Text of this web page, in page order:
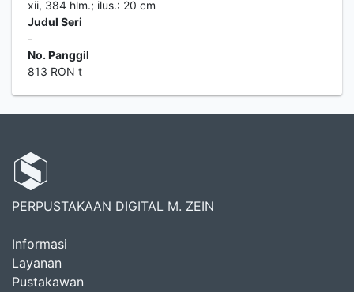
xii, 384 hlm.; ilus.: 20 cm
Judul Seri
-
No. Panggil
813 RON t
PERPUSTAKAAN DIGITAL M. ZEIN
Informasi
Layanan
Pustakawan